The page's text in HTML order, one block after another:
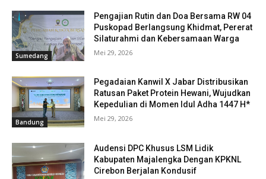
Sumedang
Pengajian Rutin dan Doa Bersama RW 04
Puskopad Berlangsung Khidmat, Pererat
Silaturahmi dan Kebersamaan Warga
Mei 29, 2026
Bandung
Pegadaian Kanwil X Jabar Distribusikan
Ratusan Paket Protein Hewani, Wujudkan
Kepedulian di Momen Idul Adha 1447 H*
Mei 29, 2026
Audensi DPC Khusus LSM Lidik
Kabupaten Majalengka Dengan KPKNL
Cirebon Berjalan Kondusif